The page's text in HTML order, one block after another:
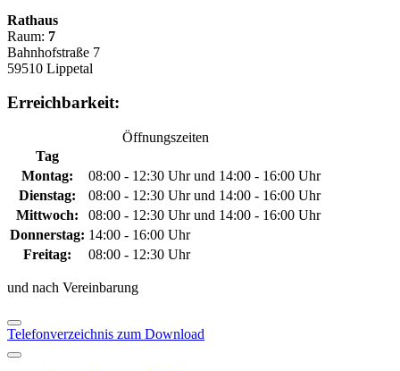
Rathaus
Raum: 7
Bahnhofstraße 7
59510 Lippetal
Erreichbarkeit:
Öffnungszeiten
Tag
Montag:
08:00 - 12:30 Uhr und 14:00 - 16:00 Uhr
Dienstag:
08:00 - 12:30 Uhr und 14:00 - 16:00 Uhr
Mittwoch:
08:00 - 12:30 Uhr und 14:00 - 16:00 Uhr
Donnerstag: 14:00 - 16:00 Uhr
Freitag:
08:00 - 12:30 Uhr
und nach Vereinbarung
Telefonverzeichnis zum Download